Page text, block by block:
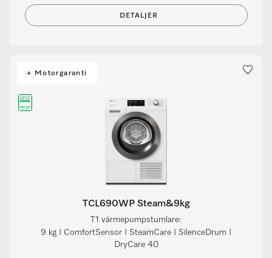
DETALJER
+ Motorgaranti
TCL690WP Steam&9kg
T1 värmepumpstumlare:
9 kg I ComfortSensor I SteamCare I SilenceDrum I
DryCare 40